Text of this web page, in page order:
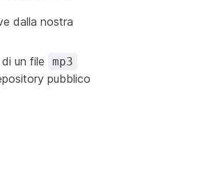
dalla nostra
un file mp3
pubblico